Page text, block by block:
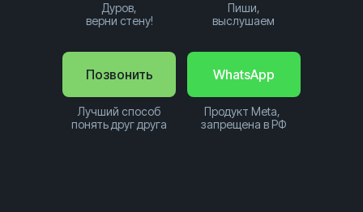
Позвонить
Лучший способ
понять друг друга
WhatsApp
Продукт Meta,
запрещена в РФ
Дуров,
верни стену!
Пиши,
выслушаем